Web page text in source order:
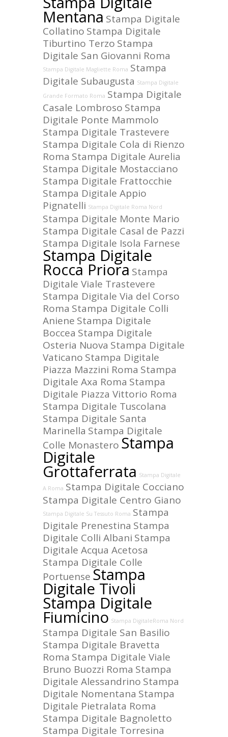
Mentana Stampa Digitale
Collatino Stampa Digitale
Tiburtino Terzo Stampa
Digitale San Giovanni Roma
Stampa Digitale Magliette Roma Stampa
Digitale Subaugusta Stampa Digitale
Grande Formato Roma Stampa Digitale
Casale Lombroso Stampa
Digitale Ponte Mammolo
Stampa Digitale Trastevere
Stampa Digitale Cola di Rienzo
Roma Stampa Digitale Aurelia
Stampa Digitale Mostacciano
Stampa Digitale Frattocchie
Stampa Digitale Appio
Pignatelli Stampa Digitale Roma Nord
Stampa Digitale Monte Mario
Stampa Digitale Casal de Pazzi
Stampa Digitale Isola Farnese
Stampa Digitale
Rocca Priora Stampa
Digitale Viale Trastevere
Stampa Digitale Via del Corso
Roma Stampa Digitale Colli
Aniene Stampa Digitale
Boccea Stampa Digitale
Osteria Nuova Stampa Digitale
Vaticano Stampa Digitale
Piazza Mazzini Roma Stampa
Digitale Axa Roma Stampa
Digitale Piazza Vittorio Roma
Stampa Digitale Tuscolana
Stampa Digitale Santa
Marinella Stampa Digitale
Colle Monastero Stampa
Digitale
Grottaferrata Stampa Digitale
A Roma Stampa Digitale Cocciano
Stampa Digitale Centro Giano
Stampa Digitale Su Tessuto Roma Stampa
Digitale Prenestina Stampa
Digitale Colli Albani Stampa
Digitale Acqua Acetosa
Stampa Digitale Colle
PortuenseStampa
Digitale Tivoli
Stampa Digitale
Fiumicino Stampa DigitaleRoma Nord
Stampa Digitale San Basilio
Stampa Digitale Bravetta
Roma Stampa Digitale Viale
Bruno Buozzi Roma Stampa
Digitale Alessandrino Stampa
Digitale Nomentana Stampa
Digitale Pietralata Roma
Stampa Digitale Bagnoletto
Stampa Digitale Torresina